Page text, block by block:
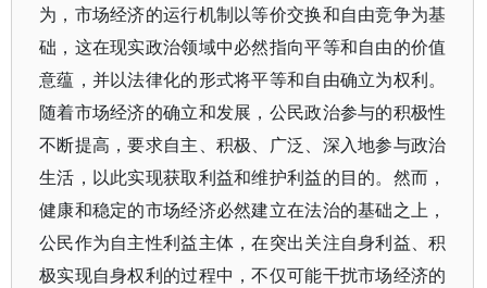
为，市场经济的运行机制以等价交换和自由竞争为基
础，这在现实政治领域中必然指向平等和自由的价值
意蕴，并以法律化的形式将平等和自由确立为权利。
随着市场经济的确立和发展，公民政治参与的积极性
不断提高，要求自主、积极、广泛、深入地参与政治
生活，以此实现获取利益和维护利益的目的。然而，
健康和稳定的市场经济必然建立在法治的基础之上，
公民作为自主性利益主体，在突出关注自身利益、积
极实现自身权利的过程中，不仅可能干扰市场经济的